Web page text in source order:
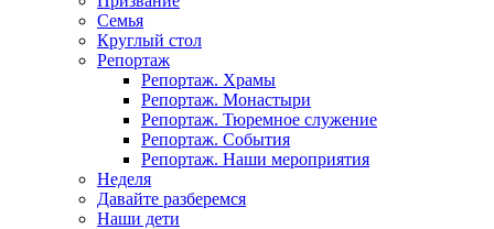
Семья
Круглый стол
Репортаж
Репортаж. Храмы
Репортаж. Монастыри
Репортаж. Тюремное служение
Репортаж. События
Репортаж. Наши мероприятия
Неделя
Давайте разберемся
Наши дети